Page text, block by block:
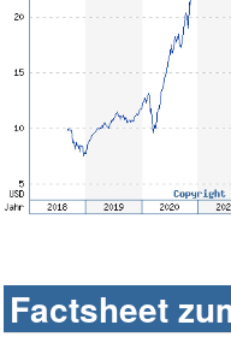
Factsheet